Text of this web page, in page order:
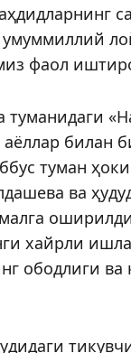
фаол
билан
туман
ва
хайрли
ободлиги ва